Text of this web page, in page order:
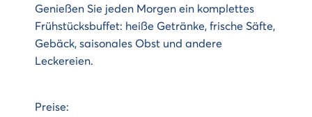
Genießen Sie jeden Morgen ein komplettes
Frühstücksbuffet: heiße Getränke, frische Säfte,
Gebäck, saisonales Obst und andere
Leckereien.
Preise: